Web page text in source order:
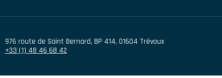
976 route de Saint Bernard, BP 414, 01604 Trévoux
+33 (1) 48 46 68 42